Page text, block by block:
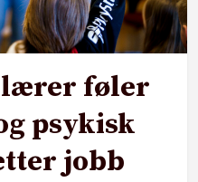
lærer føler
psykisk
jobb